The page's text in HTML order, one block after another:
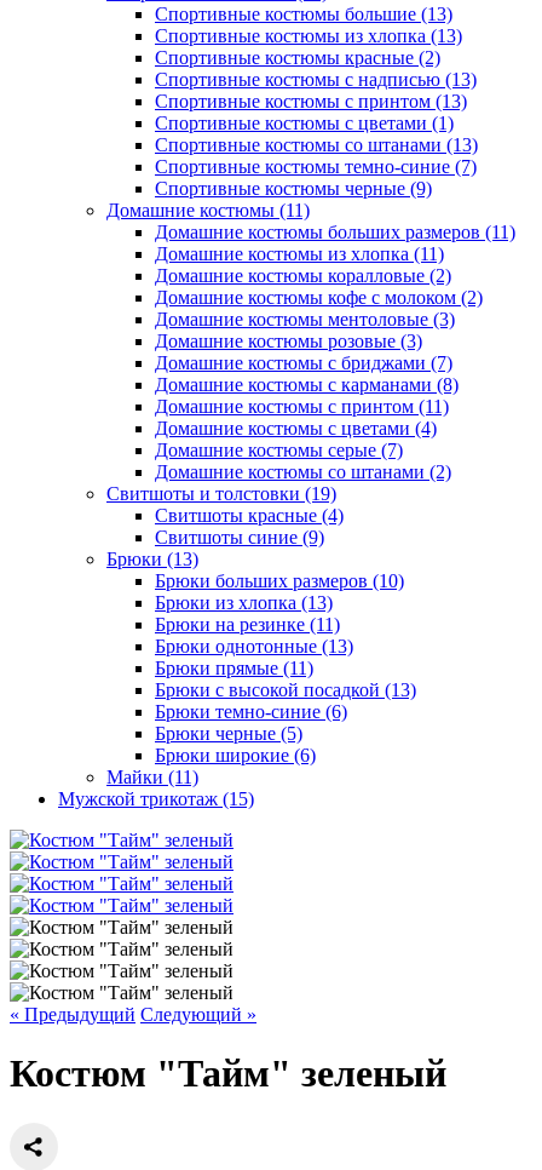
Спортивные костюмы большие (13)
Спортивные костюмы из хлопка (13)
Спортивные костюмы красные (2)
Спортивные костюмы с надписью (13)
Спортивные костюмы с принтом (13)
Спортивные костюмы с цветами (1)
Спортивные костюмы со штанами (13)
Спортивные костюмы темно-синие (7)
Спортивные костюмы черные (9)
Домашние костюмы (11)
Домашние костюмы больших размеров (11)
Домашние костюмы из хлопка (11)
Домашние костюмы коралловые (2)
Домашние костюмы кофе с молоком (2)
Домашние костюмы ментоловые (3)
Домашние костюмы розовые (3)
Домашние костюмы с бриджами (7)
Домашние костюмы с карманами (8)
Домашние костюмы с принтом (11)
Домашние костюмы с цветами (4)
Домашние костюмы серые (7)
Домашние костюмы со штанами (2)
Свитшоты и толстовки (19)
Свитшоты красные (4)
Свитшоты синие (9)
Брюки (13)
Брюки больших размеров (10)
Брюки из хлопка (13)
Брюки на резинке (11)
Брюки однотонные (13)
Брюки прямые (11)
Брюки с высокой посадкой (13)
Брюки темно-синие (6)
Брюки черные (5)
Брюки широкие (6)
Майки (11)
Мужской трикотаж (15)
« Предыдущий Следующий »
Костюм "Тайм" зеленый